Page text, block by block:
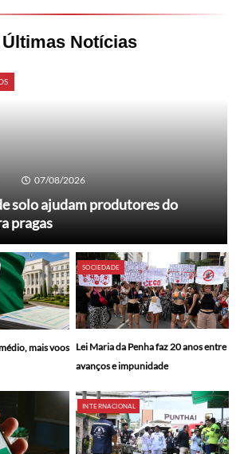
Últimas Notícias
07/08/2026
solo ajudam produtores do
pragas
mais voos
SOCIEDADE
Lei Maria da Penha faz 20 anos entre
avanços e impunidade
INTERNACIONAL